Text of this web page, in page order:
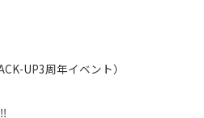
UP3周年イベント）